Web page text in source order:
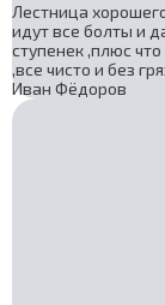
Лестница
идут все болты и
ступенек ,плюс
,все чисто и без
Иван Фёдоров